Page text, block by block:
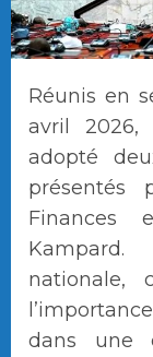
Réunis en
avril
adopté
présentés
Finances
dans une